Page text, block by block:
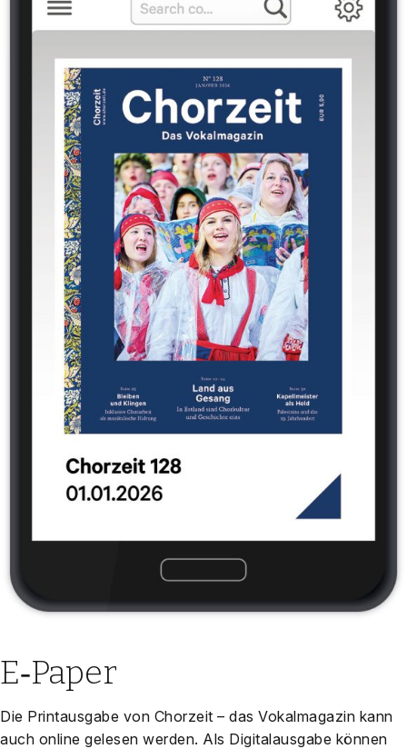
E‑Paper
Die Print­aus­ga­be von Chor­zeit – das Vokal­ma­ga­zin kann
auch online gele­sen wer­den. Als Digi­tal­aus­ga­be kön­nen